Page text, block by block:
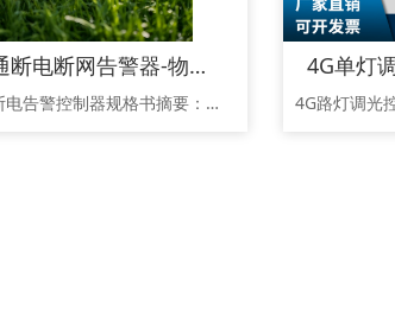
双网通断电断网告警器-物联网关，4G断电告警器、4G断网告警器,断电告警装置，断网告警装置
4G双网断电告警控制器规格书摘要：本控制器集成4G/有线双网通信，实现远程通断电控制、市电掉电/断网告警及自修复。具备自动重合闸、过欠压及漏电保护(63A/30mA)，保障关键设备(如基站、安防)电力安全，支持165-265V宽压输入，提升运维效率与可靠性。一、产品概述本控制器专为高可靠性供电场景设计，提供远程管理、多重保护与实时告警功能，确保关键设备（如通信基站、安防监控、数据中心边缘节点）的持